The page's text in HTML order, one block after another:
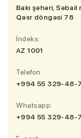
Bakı şəhəri,
Qəsr döngəsi 78
İndeks:
AZ 1001
Telefon:
+994 55 329-48-
Whatsapp:
+994 55 329-48-